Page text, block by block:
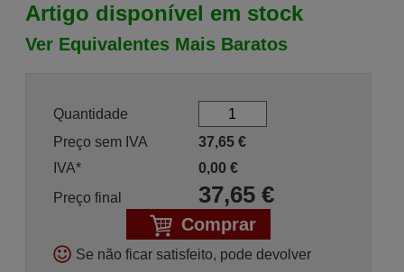
Artigo disponível em stock
Ver Equivalentes Mais Baratos
Quantidade
Preço sem IVA
37,65€
IVA*
0,00 €
Preço final
37,65€
Comprar
Se não ficar satisfeito, pode devolver